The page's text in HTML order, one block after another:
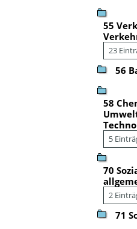
55
23
56
58
5
70
2
71